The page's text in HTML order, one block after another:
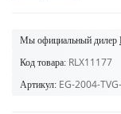
Мы официальный дилер
Код товара: RLX11177
Артикул: EG-2004-